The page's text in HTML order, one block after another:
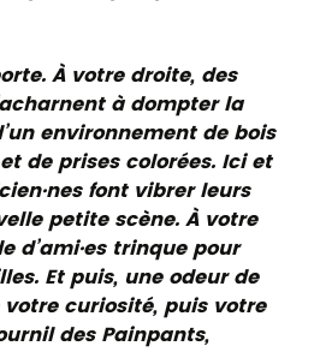
À votre droite, des
à dompter la
environnement de bois
de prises colorées. Ici et
font vibrer leurs
petite scène. À votre
d’ami·es trinque pour
Et puis, une odeur de
curiosité, puis votre
des Painpants,